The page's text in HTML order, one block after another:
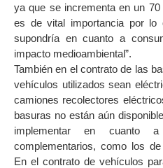
ya que se incrementa en un
es de vital importancia por lo
supondría en cuanto a
impacto medioambiental”.
También en el contrato de las
vehículos utilizados sean
camiones recolectores
basuras no están aún
implementar en cuanto
complementarios, como los
En el contrato de vehículos